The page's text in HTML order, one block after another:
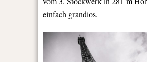
einfach grandios.